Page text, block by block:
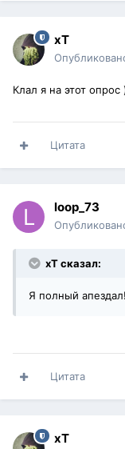
xT
Клал я на этот опрос
Цитата
loop_73
xT сказал:
Я полный
Цитата
xT